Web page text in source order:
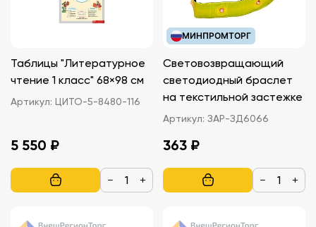
Таблицы "Литературное
чтение 1 класс" 68×98 см
Артикул: ЦИТО-5-8480-116
5 550 ₽
− +
МИНПРОМТОРГ
Световозвращающий
светодиодный браслет
на текстильной застежке
Артикул: ЗАР-ЗД6066
363 ₽
− +